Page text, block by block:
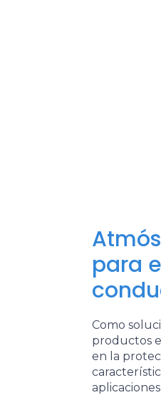
para
Como
productos
en la